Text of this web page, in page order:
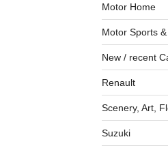
Motor Home
Motor Sports
New / recent
Renault
Scenery, Art,
Suzuki